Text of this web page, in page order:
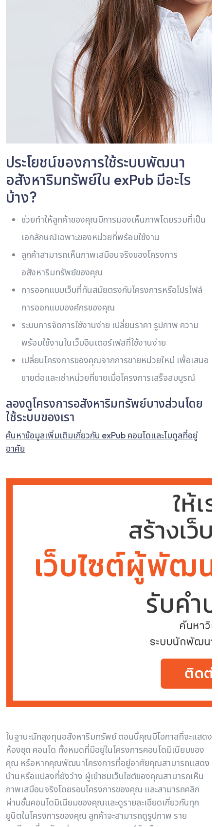
ประโยชน์ของการใช้ระบบพัฒนา
อสังหาริมทรัพย์ใน exPub มีอะไร
บ้าง?
ช่วยทำให้ลูกค้าของคุณมีการมองเห็นภาพโดยรวมที่เป็น
เอกลักษณ์เฉพาะของหน่วยที่พร้อมใช้งาน
ลูกค้าสามารถเห็นภาพเสมือนจริงของโครงการ
อสังหาริมทรัพย์ของคุณ
การออกแบบเว็บที่ทันสมัยตรงกับโครงการหรือโปรไฟล์
การออกแบบองค์กรของคุณ
ระบบการจัดการใช้งานง่าย เปลี่ยนราคา รูปภาพ ความ
พร้อมใช้งานในเว็บอินเตอร์เฟสที่ใช้งานง่าย
เปลี่ยนโครงการของคุณจากการขายหน่วยใหม่ เพื่อเสนอ
ขายต่อและเช่าหน่วยที่ขายเมื่อโครงการเสร็จสมบูรณ์
ลองดูโครงการอสังหาริมทรัพย์บางส่วนโดย
ใช้ระบบของเรา
ค้นหาข้อมูลเพิ่มเติมเกี่ยวกับ exPub คอนโดและโมดูลที่อยู่
อาศัย
ในฐานะนักลุงทุนอสังหาริมทรัพย์ ตอนนี้คุณมีโอกาสที่จะแสดง
ห้องชุด คอนโด ทั้งหมดที่มีอยู่ในโครงการคอนโดมิเนียมของ
คุณ หรือหากคุณพัฒนาโครงการที่อยู่อาศัยคุณสามารถแสดง
บ้านหรือแปลงที่ยังว่าง ผู้เข้าชมเว็บไซต์ของคุณสามารถเห็น
ภาพเสมือนจริงโดยรอบโครงการของคุณ และสามารถคลิก
ผ่านชั้นคอนโดมิเนียมของคุณและดูรายละเอียดเกี่ยวกับทุก
ยูนิตในโครงการของคุณ ลูกค้าจะสามารถดูรูปภาพ ราย